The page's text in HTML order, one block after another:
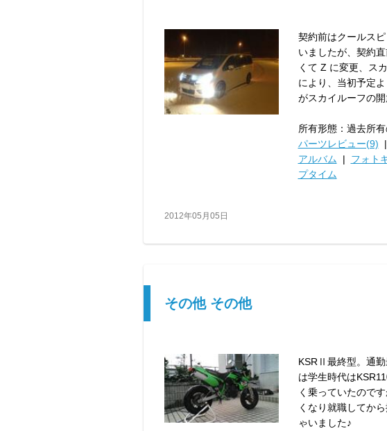
契約前はクールス
いましたが、契約
くて Z に変更、ス
により、当初予定
がスカイルーフの
所有形態：過去所
パーツレビュー(9) |
アルバム | フォト
プタイム
2012年05月05日
その他 その他
KSRⅡ最終型。通
は学生時代は
く乗っていたので
くなり就職してか
ゃいました♪